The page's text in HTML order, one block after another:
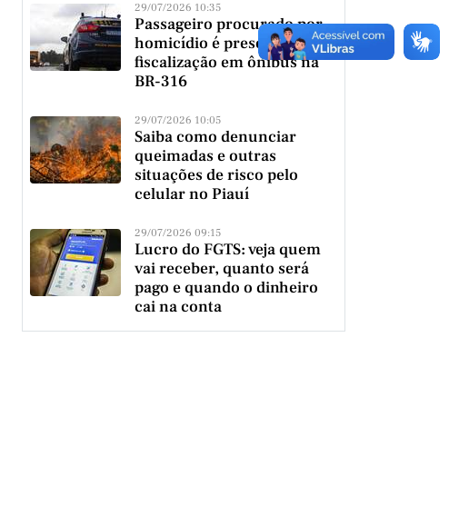
29/07/2026 10:35
Passageiro procurado por
homicídio é preso durante
fiscalização em ônibus na
BR-316
29/07/2026 10:05
Saiba como denunciar
queimadas e outras
situações de risco pelo
celular no Piauí
29/07/2026 09:15
Lucro do FGTS: veja quem
vai receber, quanto será
pago e quando o dinheiro
cai na conta